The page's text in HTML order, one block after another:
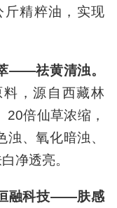
倍浓缩，紧致
动态调频分子
匠心工序，从
精粹油，实现